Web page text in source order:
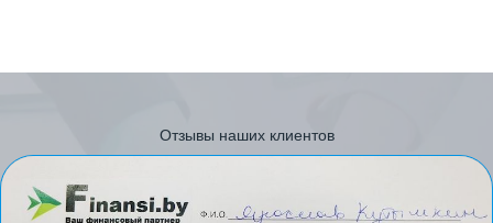
Отзывы наших клиентов